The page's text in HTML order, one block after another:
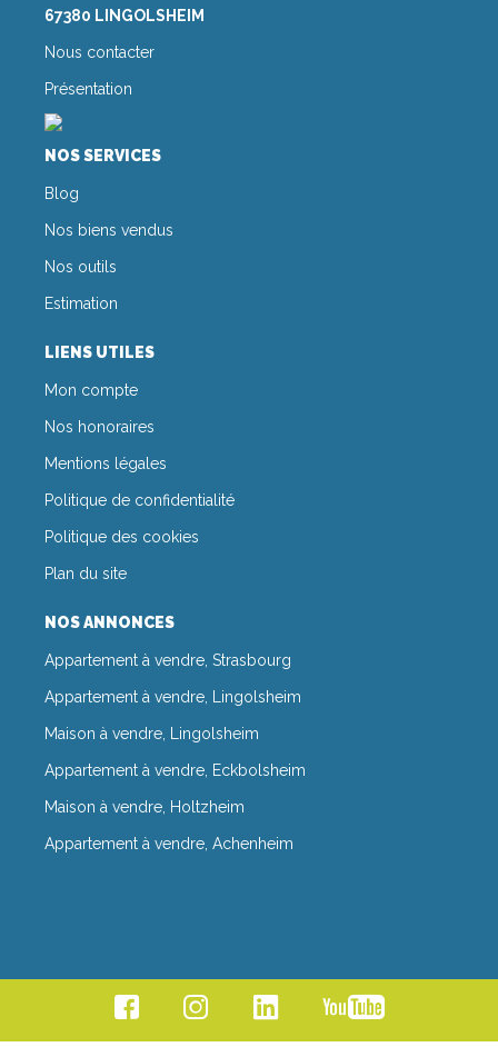
67380 LINGOLSHEIM
Nous contacter
Présentation
NOS SERVICES
Blog
Nos biens vendus
Nos outils
Estimation
LIENS UTILES
Mon compte
Nos honoraires
Mentions légales
Politique de confidentialité
Politique des cookies
Plan du site
NOS ANNONCES
Appartement à vendre, Strasbourg
Appartement à vendre, Lingolsheim
Maison à vendre, Lingolsheim
Appartement à vendre, Eckbolsheim
Maison à vendre, Holtzheim
Appartement à vendre, Achenheim